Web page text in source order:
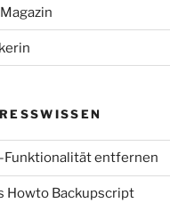
entfernen
Howto Backupscript